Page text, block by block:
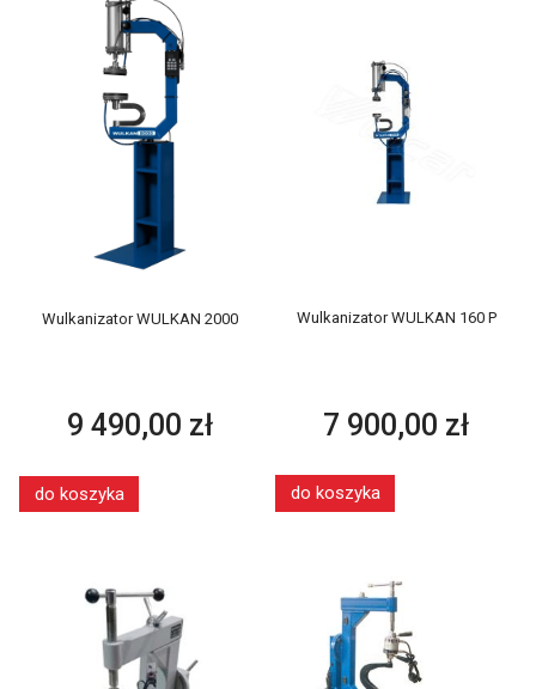
Wulkanizator WULKAN 2000
9 490,00 zł
do koszyka
Wulkanizator WULKAN 160 P
7 900,00 zł
do koszyka